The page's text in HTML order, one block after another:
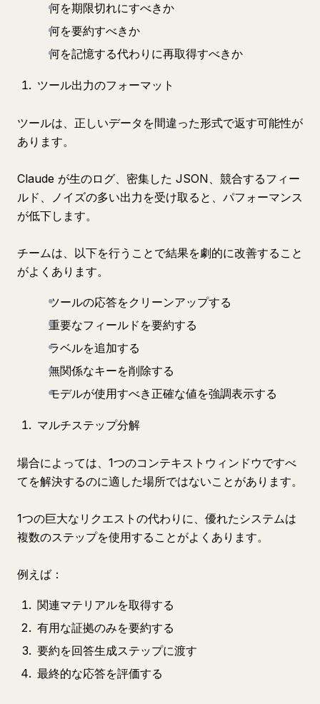
何を期限切れにすべきか
何を要約すべきか
何を記憶する代わりに再取得すべきか
ツール出力のフォーマット
ツールは、正しいデータを間違った形式で返す可能性が
あります。
Claude が生のログ、密集した JSON、競合するフィー
ルド、ノイズの多い出力を受け取ると、パフォーマンス
が低下します。
チームは、以下を行うことで結果を劇的に改善すること
がよくあります。
ツールの応答をクリーンアップする
重要なフィールドを要約する
ラベルを追加する
無関係なキーを削除する
モデルが使用すべき正確な値を強調表示する
マルチステップ分解
場合によっては、1つのコンテキストウィンドウですべ
てを解決するのに適した場所ではないことがあります。
1つの巨大なリクエストの代わりに、優れたシステムは
複数のステップを使用することがよくあります。
例えば：
関連マテリアルを取得する
有用な証拠のみを要約する
要約を回答生成ステップに渡す
最終的な応答を評価する